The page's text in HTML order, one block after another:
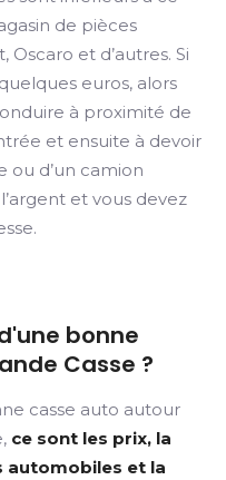
de pièces
et d’autres. Si
euros, alors
à proximité de
et ensuite à devoir
ou d’un camion
et vous devez
bonne
Casse ?
casse auto autour
ce sont les prix, la
automobiles et la